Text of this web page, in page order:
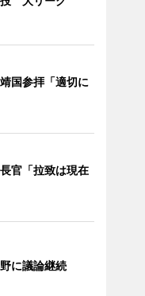
国参拝「適切に
官「拉致は現在
に議論継続